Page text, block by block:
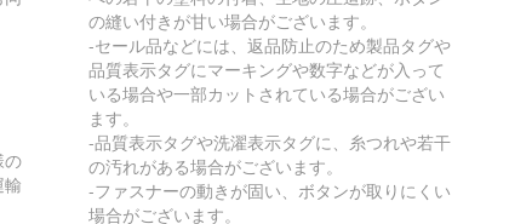
の
の縫い付きが甘い場合がございます。
-セール品などには、返品防止のため製品タグや
品質表示タグにマーキングや数字などが入って
いる場合や一部カットされている場合がござい
ます。
-品質表示タグや洗濯表示タグに、糸つれや若干
の汚れがある場合がございます。
-ファスナーの動きが固い、ボタンが取りにくい
場合がございます。